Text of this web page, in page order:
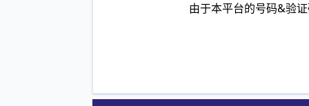
由于本平台的号码&验